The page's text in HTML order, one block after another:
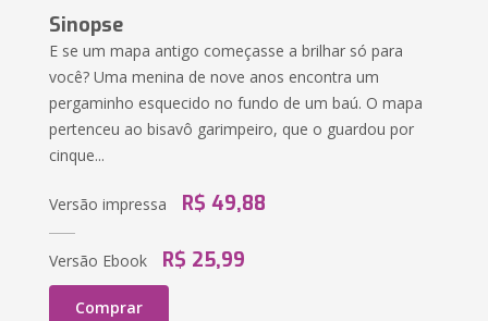
Sinopse
E se um mapa antigo começasse a brilhar só para
você? Uma menina de nove anos encontra um
pergaminho esquecido no fundo de um baú. O mapa
pertenceu ao bisavô garimpeiro, que o guardou por
cinque...
Versão impressa R$ 49,88
Versão Ebook R$ 25,99
Comprar